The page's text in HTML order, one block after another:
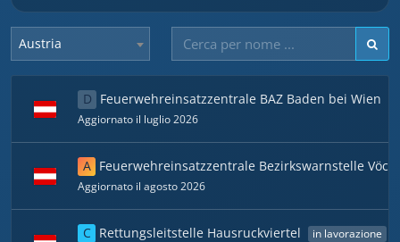
Austria
D Feuerwehreinsatzzentrale BAZ Baden bei Wien
Aggiornato il luglio 2026
A Feuerwehreinsatzzentrale Bezirkswarnstelle
Aggiornato il agosto 2026
C Rettungsleitstelle Hausruckviertel
in lavorazione